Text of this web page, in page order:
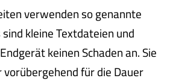
verwenden so genannte
sind kleine Textdateien und
keinen Schaden an. Sie
für die Dauer